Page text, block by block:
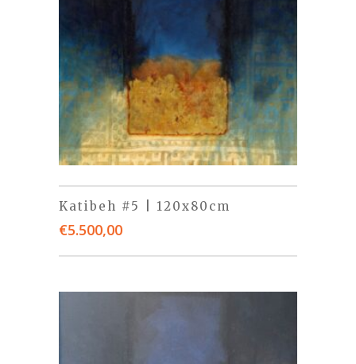
Katibeh #5 | 120x80cm
€5.500,00